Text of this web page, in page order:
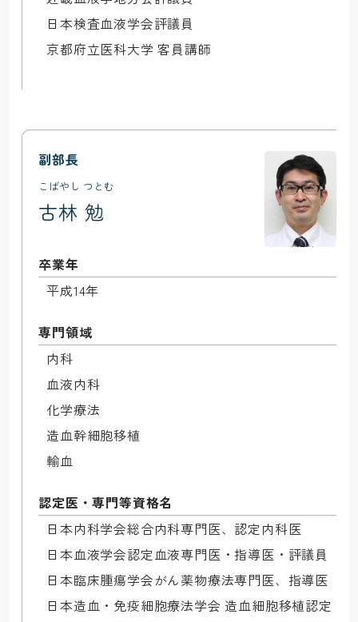
日本検査血液学会評議員
副部長
こばやし つとむ
古林 勉
卒業年
平成14年
専門領域
内科
血液内科
化学療法
造血幹細胞移植
輸血
認定医・専門等資格名
日本内科学会総合内科専門医、認定内科医
日本血液学会認定血液専門医・指導医・評議員
日本臨床腫瘍学会がん薬物療法専門医、指導医
日本造血・免疫細胞療法学会 造血細胞移植認定